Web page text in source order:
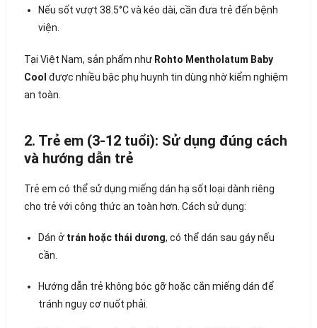
Nếu sốt vượt 38.5°C và kéo dài, cần đưa trẻ đến bệnh
viện.
Tại Việt Nam, sản phẩm như Rohto Mentholatum Baby
Cool được nhiều bậc phụ huynh tin dùng nhờ kiểm nghiệm
an toàn.
2. Trẻ em (3-12 tuổi): Sử dụng đúng cách
và hướng dẫn trẻ
Trẻ em có thể sử dụng miếng dán hạ sốt loại dành riêng
cho trẻ với công thức an toàn hơn. Cách sử dụng:
Dán ở trán hoặc thái dương, có thể dán sau gáy nếu
cần.
Hướng dẫn trẻ không bóc gỡ hoặc cắn miếng dán để
tránh nguy cơ nuốt phải.